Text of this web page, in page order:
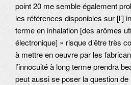
point 20 me semble également
les références disponibles sur [l’]
terme en inhalation [des arômes
électronique] » risque d’être très
à mettre en oeuvre par les
l’innocuité à long terme prendra
peut aussi se poser la question